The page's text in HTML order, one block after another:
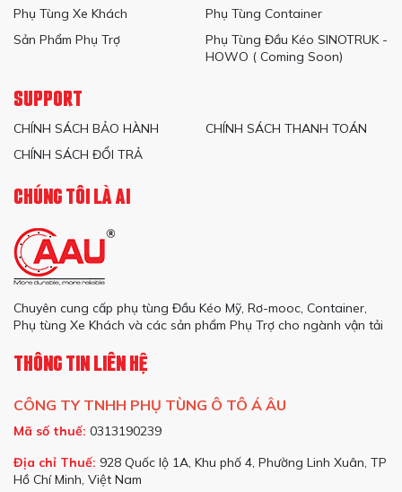
Phụ Tùng Xe Khách
Phụ Tùng Container
Sản Phẩm Phụ Trợ
Phụ Tùng Đầu Kéo SINOTRUK -
HOWO ( Coming Soon)
SUPPORT
CHÍNH SÁCH BẢO HÀNH
CHÍNH SÁCH THANH TOÁN
CHÍNH SÁCH ĐỔI TRẢ
CHÚNG TÔI LÀ AI
Chuyên cung cấp phụ tùng Đầu Kéo Mỹ, Rơ-mooc, Container,
Phụ tùng Xe Khách và các sản phẩm Phụ Trợ cho ngành vận tải
THÔNG TIN LIÊN HỆ
CÔNG TY TNHH PHỤ TÙNG Ô TÔ Á ÂU
Mã số thuế: 0313190239
Địa chỉ Thuế: 928 Quốc lộ 1A, Khu phố 4, Phường Linh Xuân, TP
Hồ Chí Minh, Việt Nam